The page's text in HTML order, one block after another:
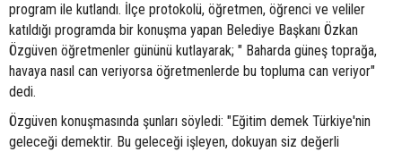
program ile kutlandı. İlçe protokolü, öğretmen, öğrenci ve veliler
katıldığı programda bir konuşma yapan Belediye Başkanı Özkan
Özgüven öğretmenler gününü kutlayarak; " Baharda güneş toprağa,
havaya nasıl can veriyorsa öğretmenlerde bu topluma can veriyor"
dedi.
Özgüven konuşmasında şunları söyledi: "Eğitim demek Türkiye'nin
geleceği demektir. Bu geleceği işleyen, dokuyan siz değerli